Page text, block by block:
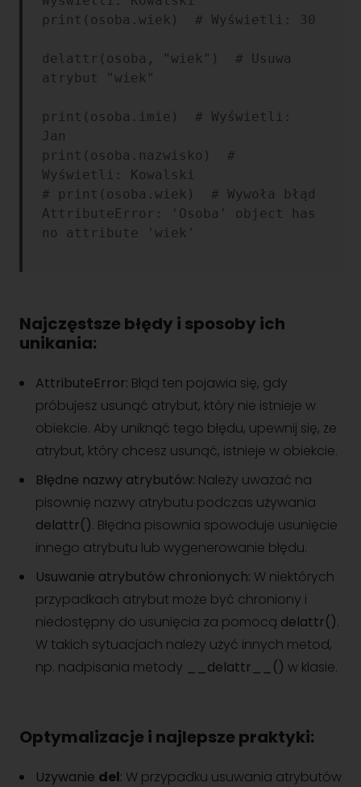
print(osoba.wiek)  # Wyświetli: 30
delattr(osoba, "wiek")  # Usuwa
atrybut "wiek"
print(osoba.imie)  # Wyświetli:
Jan
print(osoba.nazwisko)  #
Wyświetli: Kowalski
# print(osoba.wiek)  # Wywoła błąd
AttributeError: 'Osoba' object has
Najczęstsze błędy i sposoby ich
unikania:
AttributeError: Błąd ten pojawia się, gdy
próbujesz usunąć atrybut, który nie istnieje w
obiekcie. Aby uniknąć tego błędu, upewnij się, że
atrybut, który chcesz usunąć, istnieje w obiekcie.
Błędne nazwy atrybutów: Należy uważać na
pisownię nazwy atrybutu podczas używania
delattr(). Błędna pisownia spowoduje usunięcie
innego atrybutu lub wygenerowanie błędu.
Usuwanie atrybutów chronionych: W niektórych
przypadkach atrybut może być chroniony i
niedostępny do usunięcia za pomocą delattr().
W takich sytuacjach należy użyć innych metod,
np. nadpisania metody
__delattr__() w klasie.
Optymalizacje i najlepsze praktyki:
Używanie del: W przypadku usuwania atrybutów